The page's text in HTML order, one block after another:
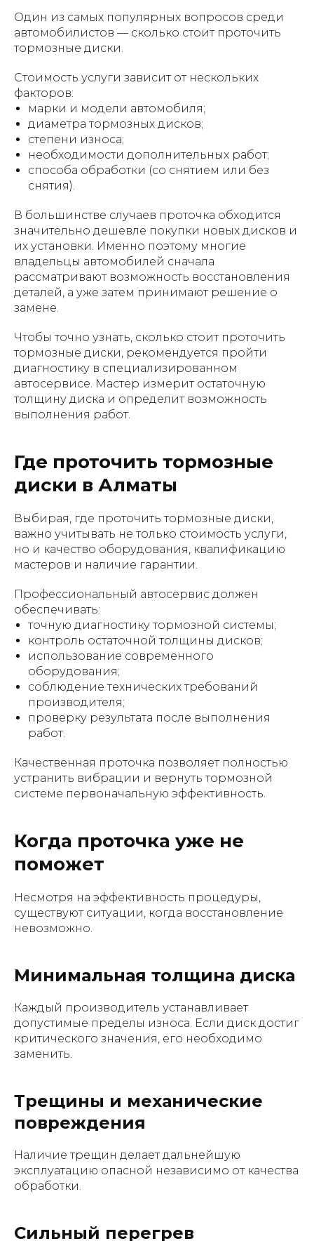
Один из самых популярных вопросов среди
автомобилистов — сколько стоит проточить
тормозные диски.
Стоимость услуги зависит от нескольких
факторов:
марки и модели автомобиля;
диаметра тормозных дисков;
степени износа;
необходимости дополнительных работ;
способа обработки (со снятием или без
снятия).
В большинстве случаев проточка обходится
значительно дешевле покупки новых дисков и
их установки. Именно поэтому многие
владельцы автомобилей сначала
рассматривают возможность восстановления
деталей, а уже затем принимают решение о
замене.
Чтобы точно узнать, сколько стоит проточить
тормозные диски, рекомендуется пройти
диагностику в специализированном
автосервисе. Мастер измерит остаточную
толщину диска и определит возможность
выполнения работ.
Где проточить тормозные
диски в Алматы
Выбирая, где проточить тормозные диски,
важно учитывать не только стоимость услуги,
но и качество оборудования, квалификацию
мастеров и наличие гарантии.
Профессиональный автосервис должен
обеспечивать:
точную диагностику тормозной системы;
контроль остаточной толщины дисков;
использование современного
оборудования;
соблюдение технических требований
производителя;
проверку результата после выполнения
работ.
Качественная проточка позволяет полностью
устранить вибрации и вернуть тормозной
системе первоначальную эффективность.
Когда проточка уже не
поможет
Несмотря на эффективность процедуры,
существуют ситуации, когда восстановление
невозможно.
Минимальная толщина диска
Каждый производитель устанавливает
допустимые пределы износа. Если диск достиг
критического значения, его необходимо
заменить.
Трещины и механические
повреждения
Наличие трещин делает дальнейшую
эксплуатацию опасной независимо от качества
обработки.
Сильный перегрев